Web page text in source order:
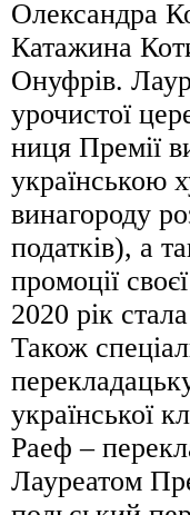
Олександра
Катажина
Онуфрів.
урочистої
ниця Премії
українською
винагороду
податків), а
промоції
2020 рік
Також
української
Раеф –
Лауреатом